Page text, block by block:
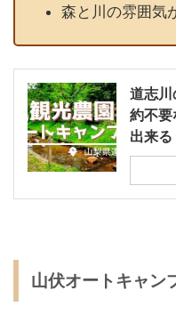
森と川の雰囲気
道志
約不要
出来る
山伏オートキャン